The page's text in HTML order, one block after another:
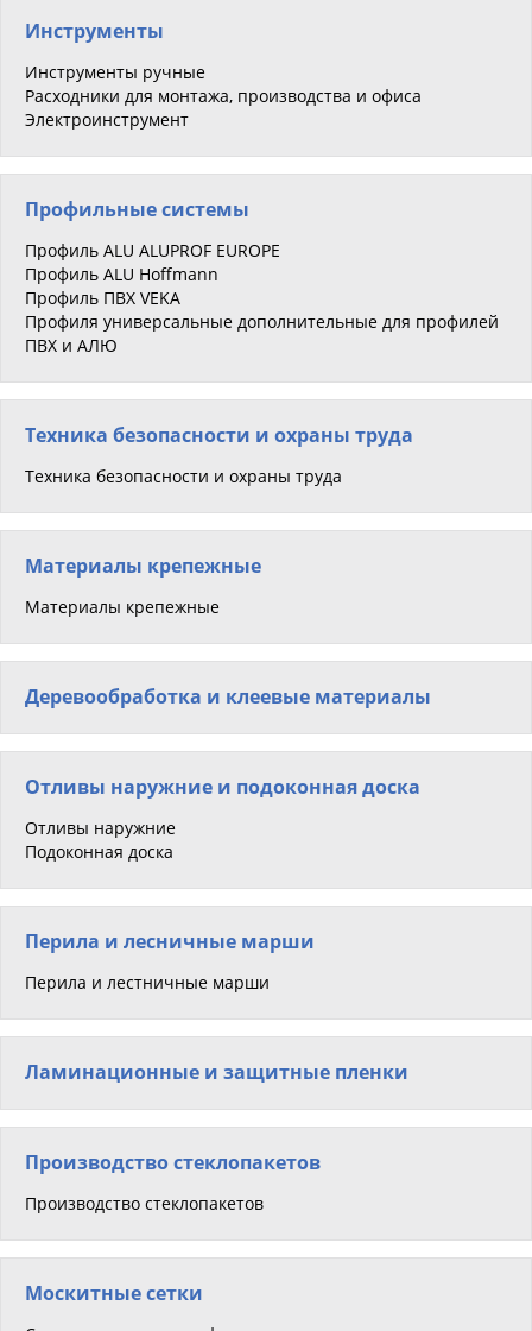
Инструменты
Инструменты ручные
Расходники для монтажа, производства и офиса
Электроинструмент
Профильные системы
Профиль ALU ALUPROF EUROPE
Профиль ALU Hoffmann
Профиль ПВХ VEKA
Профиля универсальные дополнительные для профилей
ПВХ и АЛЮ
Техника безопасности и охраны труда
Техника безопасности и охраны труда
Материалы крепежные
Материалы крепежные
Деревообработка и клеевые материалы
Отливы наружние и подоконная доска
Отливы наружние
Подоконная доска
Перила и лесничные марши
Перила и лестничные марши
Ламинационные и защитные пленки
Производство стеклопакетов
Производство стеклопакетов
Москитные сетки